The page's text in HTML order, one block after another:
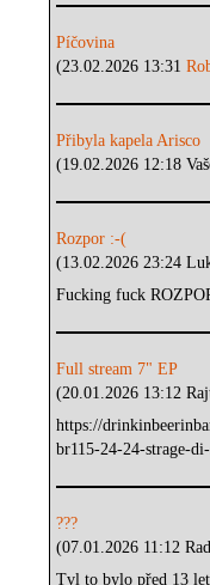
Píčovina
(23.02.2026 13:31
Přibyla kapela Arisco
(19.02.2026 12:18
Rozpor :-(
(13.02.2026 23:24
Fucking fuck
Full stream 7" EP
(20.01.2026 13:12
https://
br115-24-24-strage-
???
(07.01.2026 11:12
Tvl to bylo před 13